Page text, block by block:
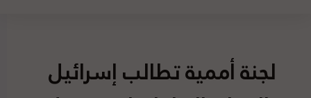
لجنة أممية تطالب إسرائيل